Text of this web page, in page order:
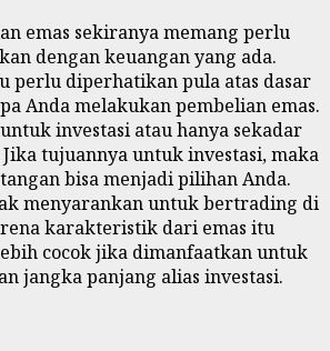
emas sekiranya memang perlu
dengan keuangan yang ada.
perlu diperhatikan pula atas dasar
Anda melakukan pembelian emas.
investasi atau hanya sekadar
tujuannya untuk investasi, maka
bisa menjadi pilihan Anda.
menyarankan untuk bertrading di
karakteristik dari emas itu
cocok jika dimanfaatkan untuk
jangka panjang alias investasi.